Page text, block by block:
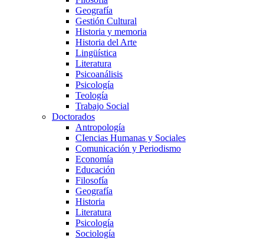
Geografía
Gestión Cultural
Historia y memoria
Historia del Arte
Lingüística
Literatura
Psicoanálisis
Psicología
Teología
Trabajo Social
Doctorados
Antropología
CIencias Humanas y Sociales
Comunicación y Periodismo
Economía
Educación
Filosofía
Geografía
Historia
Literatura
Psicología
Sociología